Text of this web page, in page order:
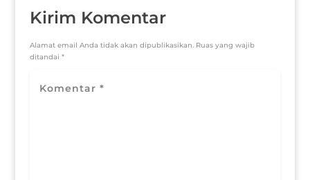
Kirim Komentar
Alamat email Anda tidak akan dipublikasikan. Ruas yang wajib
ditandai *